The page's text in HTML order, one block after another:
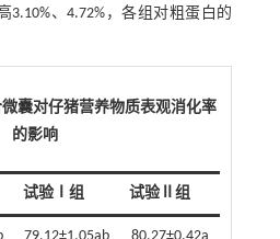
、4.72%，各组对粗蛋白的
囊对仔猪营养物质表观消化率
的影响
试验Ⅰ组 试验Ⅱ组